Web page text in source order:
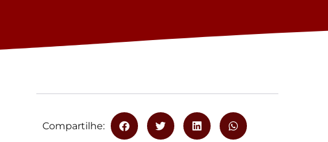
Compartilhe: